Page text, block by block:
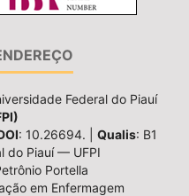
Federal do Piauí
: 10.26694. | Qualis: B1
do Piauí — UFPI
Portella
em Enfermagem